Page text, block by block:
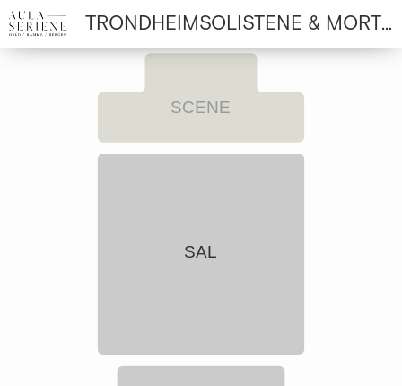
TRONDHEIMSOLISTENE & MORTEN JENTOFT
SCENE
SAL